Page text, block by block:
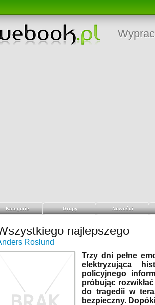
Kategorie Grupy Nowości
najlepszego
Roslund
Trzy dni pełne
elektryzująca
policyjnego
próbując
do tragedii w
bezpieczny.